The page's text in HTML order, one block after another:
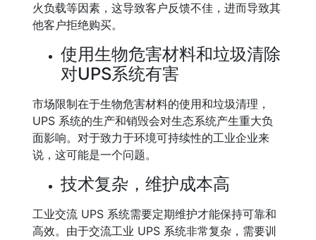
火负载等因素，这导致客户反馈不佳，进而导致其
他客户拒绝购买。
使用生物危害材料和垃圾清除
对UPS系统有害
市场限制在于生物危害材料的使用和垃圾清理，
UPS 系统的生产和销毁会对生态系统产生重大负
面影响。对于致力于环境可持续性的工业企业来
说，这可能是一个问题。
技术复杂，维护成本高
工业交流 UPS 系统需要定期维护才能保持可靠和
高效。由于交流工业 UPS 系统非常复杂，需要训